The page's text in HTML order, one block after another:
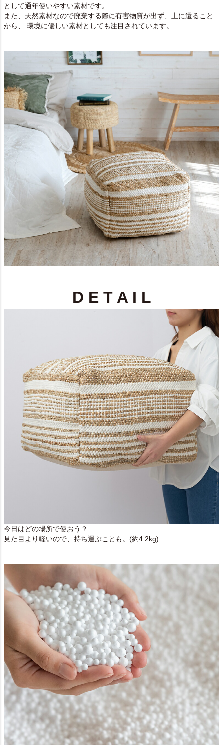
として通年使いやすい素材です。
また、天然素材なので廃棄する際に有害物質が出ず、土に還ること
から、 環境に優しい素材としても注目されています。
D E T A I L
今日はどの場所で使おう？
見た目より軽いので、持ち運ぶことも。(約4.2kg)